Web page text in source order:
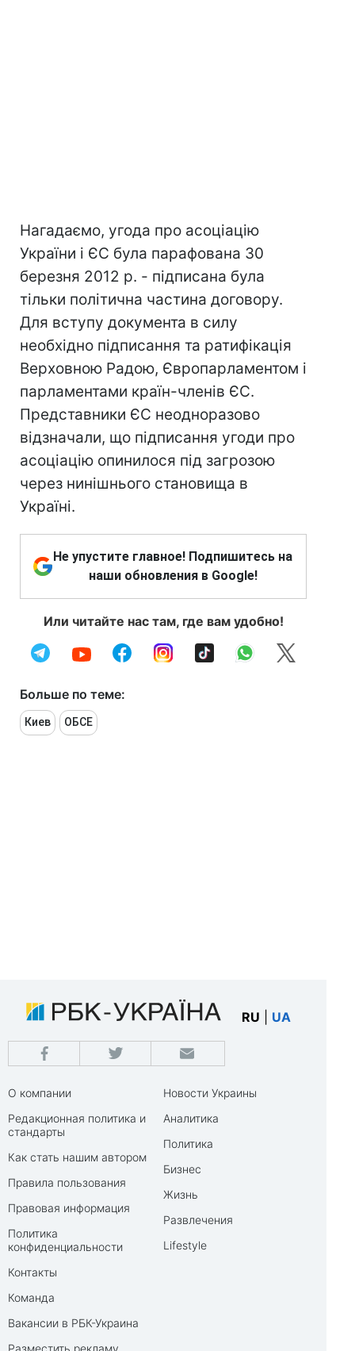
Нагадаємо, угода про асоціацію
України і ЄС була парафована 30
березня 2012 р. - підписана була
тільки політична частина договору.
Для вступу документа в силу
необхідно підписання та ратифікація
Верховною Радою, Європарламентом і
парламентами країн-членів ЄС.
Представники ЄС неодноразово
відзначали, що підписання угоди про
асоціацію опинилося під загрозою
через нинішнього становища в
Україні.
Не упустите главное! Подпишитесь на
наши обновления в Google!
Или читайте нас там, где вам удобно!
Больше по теме:
Киев ОБСЕ
RU UA
О компании
Редакционная политика и
стандарты
Как стать нашим автором
Правила пользования
Правовая информация
Политика
конфиденциальности
Контакты
Команда
Вакансии в РБК-Украина
Разместить рекламу
Новости Украины
Аналитика
Политика
Бизнес
Жизнь
Развлечения
Lifestyle